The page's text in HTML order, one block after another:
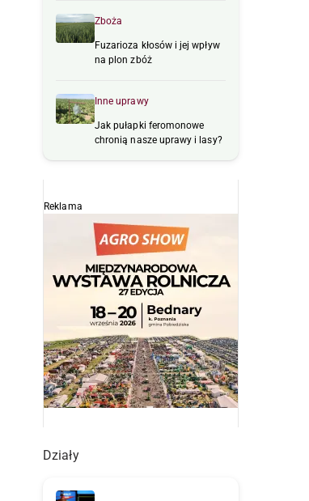
Zboża
Fuzarioza kłosów i jej wpływ
na plon zbóż
Inne uprawy
Jak pułapki feromonowe
chronią nasze uprawy i lasy?
Reklama
Działy